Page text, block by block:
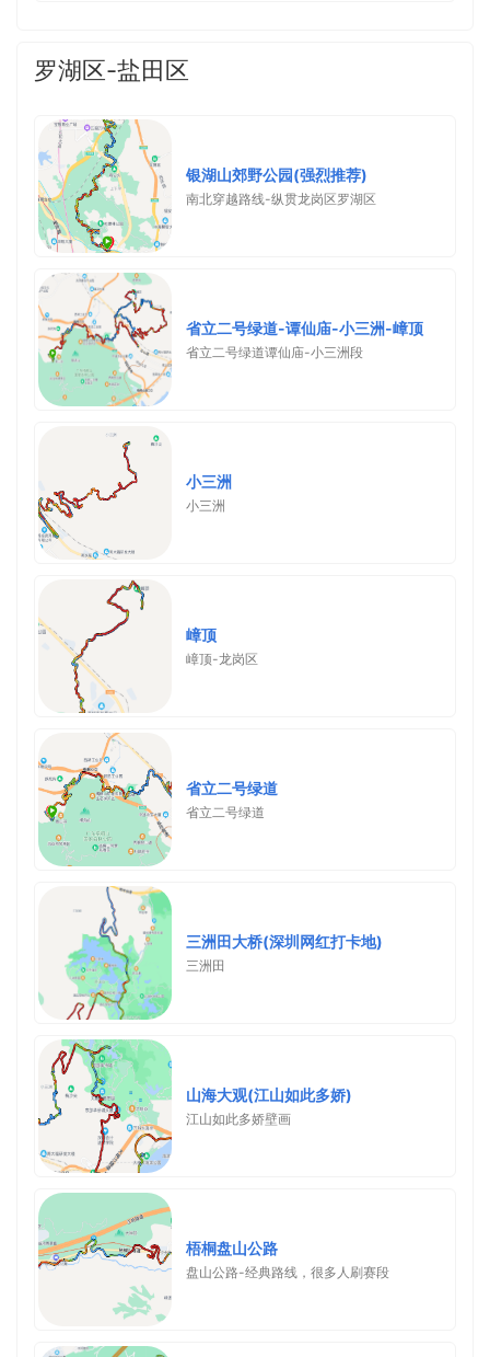
罗湖区-盐田区
银湖山郊野公园(强烈推荐)
南北穿越路线-纵贯龙岗区罗湖区
省立二号绿道-谭仙庙-小三洲-嶂顶
省立二号绿道谭仙庙-小三洲段
小三洲
小三洲
嶂顶
嶂顶-龙岗区
省立二号绿道
省立二号绿道
三洲田大桥(深圳网红打卡地)
三洲田
山海大观(江山如此多娇)
江山如此多娇壁画
梧桐盘山公路
盘山公路-经典路线，很多人刷赛段